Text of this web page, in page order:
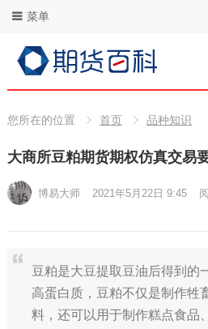
菜单
您所在的位置 首页 品种知识
大商所豆粕期货期权仿真交易
博易大师 2021年5月22日 9:45
豆粕是大豆提取豆油后得到的
高蛋白质，豆粕不仅是制作牲
料，还可以用于制作糕点食品